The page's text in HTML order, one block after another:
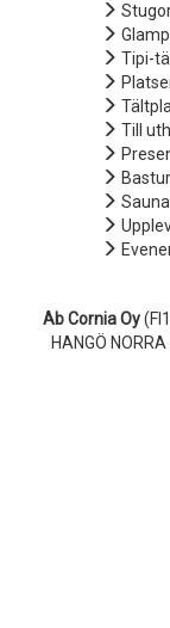
Tipi-
Till
Bastur
Ab Cornia Oy
HANGÖ